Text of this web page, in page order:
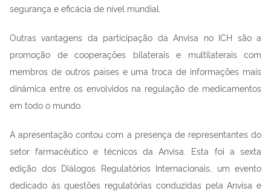
segurança e eficácia de nível mundial.
Outras vantagens da participação da Anvisa no ICH são a
promoção de cooperações bilaterais e multilaterais com
membros de outros países e uma troca de informações mais
dinâmica entre os envolvidos na regulação de medicamentos
em todo o mundo.
A apresentação contou com a presença de representantes do
setor farmacêutico e técnicos da Anvisa. Esta foi a sexta
edição dos Diálogos Regulatórios Internacionais, um evento
dedicado às questões regulatórias conduzidas pela Anvisa e